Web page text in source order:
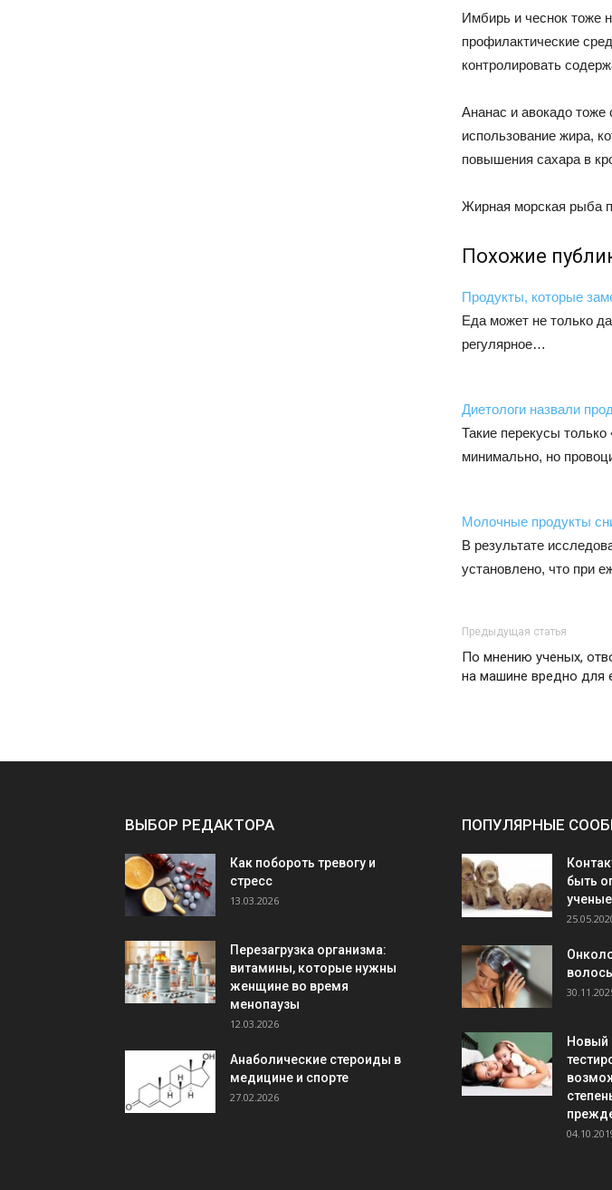
Имбирь и чеснок тоже
профилактические
контролировать
Ананас и авокадо тоже
использование жира,
повышения сахара в
Жирная морская рыба
Похожие
Продукты, которые
Еда может не только
регулярное…
Диетологи назвали
Такие перекусы
минимально, но
Молочные продукты
В результате
установлено, что при
Предыдущая статья
По мнению ученых,
на машине вредно для
ВЫБОР РЕДАКТОРА
Как побороть тревогу и
стресс
13.03.2026
Перезагрузка организма:
витамины, которые нужны
женщине во время
менопаузы
12.03.2026
Анаболические стероиды в
медицине и спорте
27.02.2026
ПОПУЛЯРНЫЕ
быть
ученые
Новый